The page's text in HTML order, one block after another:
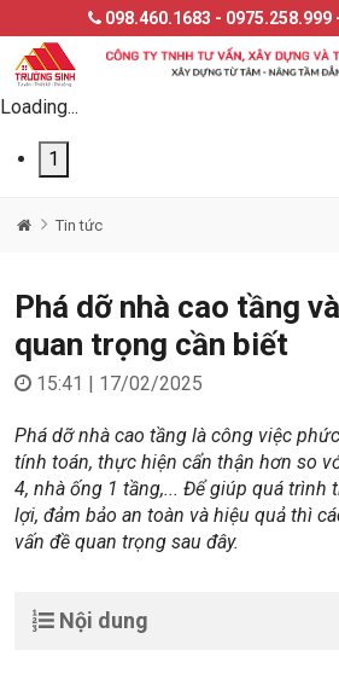
098.460.1683 - 0975.258.999
Loading...
1
Tin tức
Phá dỡ nhà cao tầng
quan trọng cần biết
15:41 | 17/02/2025
Phá dỡ nhà cao tầng là công việc
tính toán, thực hiện cẩn thận hơn so
4, nhà ống 1 tầng,... Để giúp quá trình
lợi, đảm bảo an toàn và hiệu quả thì
vấn đề quan trọng sau đây.
Nội dung